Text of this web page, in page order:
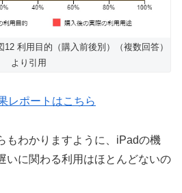
利用目的（購入前後別）（複数回答）
より引用
レポートはこちら
もわかりますように、iPadの機
いに関わる利用はほとんどないの